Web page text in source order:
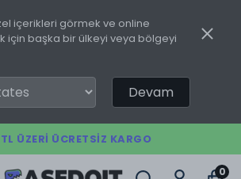
içerikleri görmek ve online
için başka bir ülkeyi veya bölgeyi
Devam
ÜZERI ÜCRETSIZ KARGO
0